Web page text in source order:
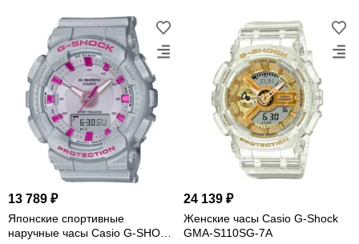
13 789 ₽
Японские спортивные
наручные часы Casio G-SHOCK
24 139 ₽
Женские часы Casio G-Shock
GMA-S110SG-7A